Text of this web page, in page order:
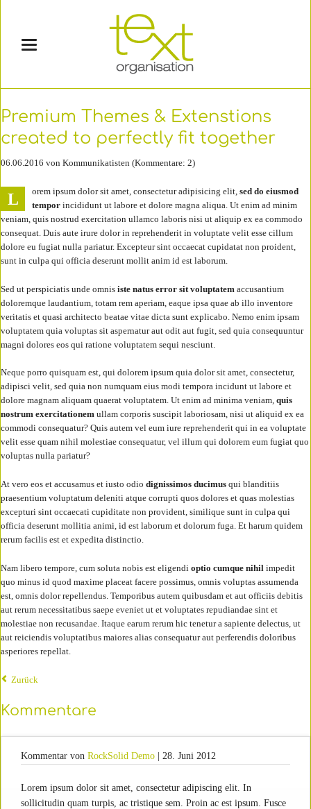
Premium Themes & Extenstions
created to perfectly fit together
06.06.2016 von Kommunikatisten (Kommentare: 2)
L orem ipsum dolor sit amet, consectetur adipisicing elit,sed do eiusmod
tempor incididunt ut labore et dolore magna aliqua. Ut enim ad minim
veniam, quis nostrud exercitation ullamco laboris nisi ut aliquip ex ea commodo
consequat. Duis aute irure dolor in reprehenderit in voluptate velit esse cillum
dolore eu fugiat nulla pariatur. Excepteur sint occaecat cupidatat non proident,
sunt in culpa qui officia deserunt mollit anim id est laborum.
Sed ut perspiciatis unde omnis iste natus error sit voluptatem accusantium
doloremque laudantium, totam rem aperiam, eaque ipsa quae ab illo inventore
veritatis et quasi architecto beatae vitae dicta sunt explicabo. Nemo enim ipsam
voluptatem quia voluptas sit aspernatur aut odit aut fugit, sed quia consequuntur
magni dolores eos qui ratione voluptatem sequi nesciunt.
Neque porro quisquam est, qui dolorem ipsum quia dolor sit amet, consectetur,
adipisci velit, sed quia non numquam eius modi tempora incidunt ut labore et
dolore magnam aliquam quaerat voluptatem. Ut enim ad minima veniam, quis
nostrum exercitationem ullam corporis suscipit laboriosam, nisi ut aliquid ex ea
commodi consequatur? Quis autem vel eum iure reprehenderit qui in ea voluptate
velit esse quam nihil molestiae consequatur, vel illum qui dolorem eum fugiat quo
voluptas nulla pariatur?
At vero eos et accusamus et iusto odio dignissimos ducimus qui blanditiis
praesentium voluptatum deleniti atque corrupti quos dolores et quas molestias
excepturi sint occaecati cupiditate non provident, similique sunt in culpa qui
officia deserunt mollitia animi, id est laborum et dolorum fuga. Et harum quidem
rerum facilis est et expedita distinctio.
Nam libero tempore, cum soluta nobis est eligendi optio cumque nihil impedit
quo minus id quod maxime placeat facere possimus, omnis voluptas assumenda
est, omnis dolor repellendus. Temporibus autem quibusdam et aut officiis debitis
aut rerum necessitatibus saepe eveniet ut et voluptates repudiandae sint et
molestiae non recusandae. Itaque earum rerum hic tenetur a sapiente delectus, ut
aut reiciendis voluptatibus maiores alias consequatur aut perferendis doloribus
asperiores repellat.
Zurück
Kommentare
Kommentar von RockSolid Demo| 28. Juni 2012
Lorem ipsum dolor sit amet, consectetur adipiscing elit. In
sollicitudin quam turpis, ac tristique sem. Proin ac est ipsum. Fusce